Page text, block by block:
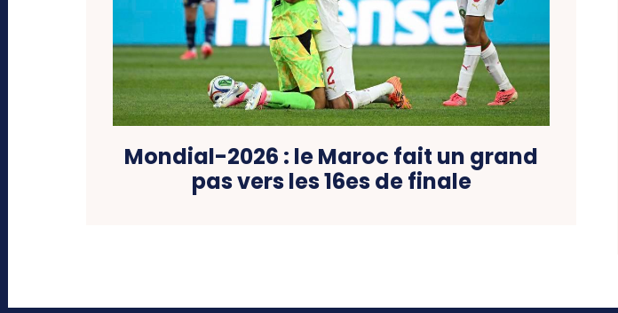
Mondial-2026 : le Maroc fait un grand
pas vers les 16es de finale